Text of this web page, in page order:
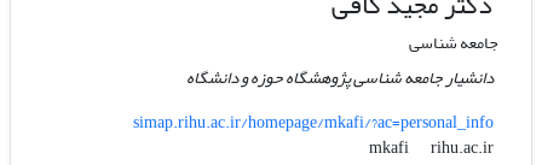
جامعه شناسی
دانشیار جامعه شناسی پژوهشگاه حوزه و دانشگاه
simap.rihu.ac.ir/homepage/mkafi/?ac=personal_info
mkafi
rihu.ac.ir